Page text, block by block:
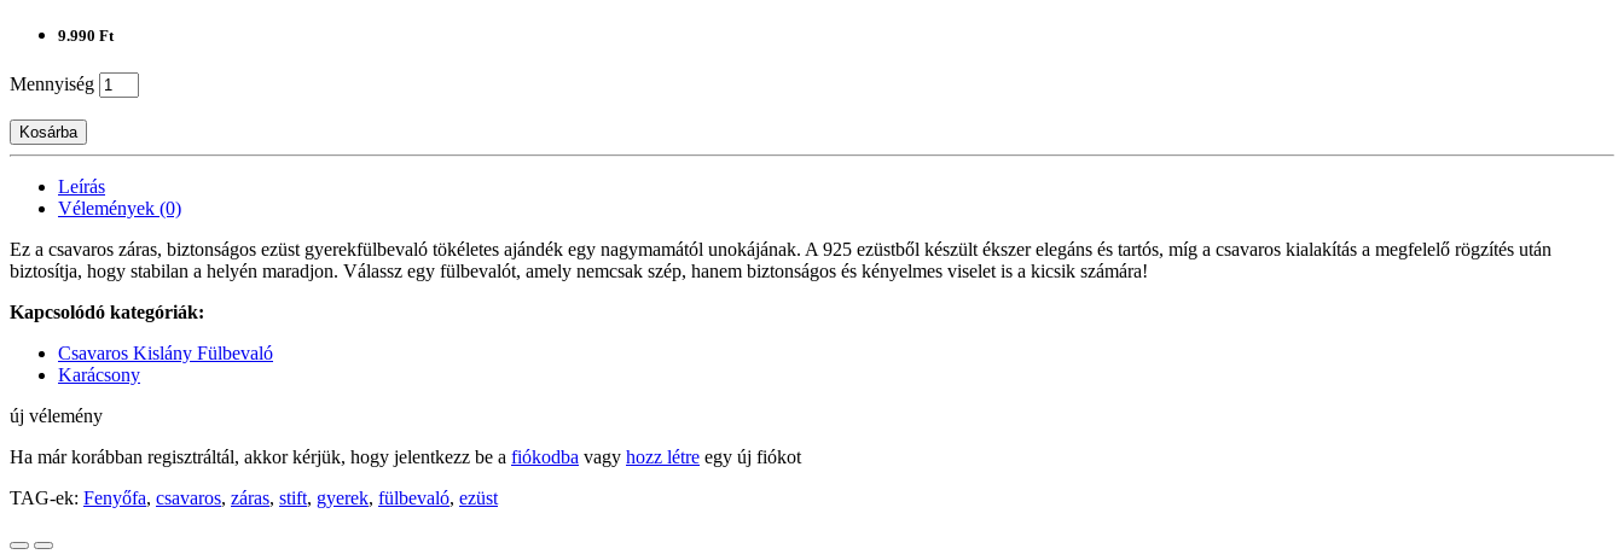
9.990 Ft
Mennyiség
Kosárba
Leírás
Vélemények (0)
Ez a csavaros záras, biztonságos ezüst gyerekfülbevaló tökéletes ajándék egy nagymamától unokájának. A 925 ezüstből készült ékszer elegáns és tartós, míg a csavaros kialakítás a megfelelő rögzítés után
biztosítja, hogy stabilan a helyén maradjon. Válassz egy fülbevalót, amely nemcsak szép, hanem biztonságos és kényelmes viselet is a kicsik számára!
Kapcsolódó kategóriák:
Csavaros Kislány Fülbevaló
Karácsony
új vélemény
Ha már korábban regisztráltál, akkor kérjük, hogy jelentkezz be a fiókodba vagy hozz létre egy új fiókot
TAG-ek: Fenyőfa, csavaros, záras, stift, gyerek, fülbevaló, ezüst